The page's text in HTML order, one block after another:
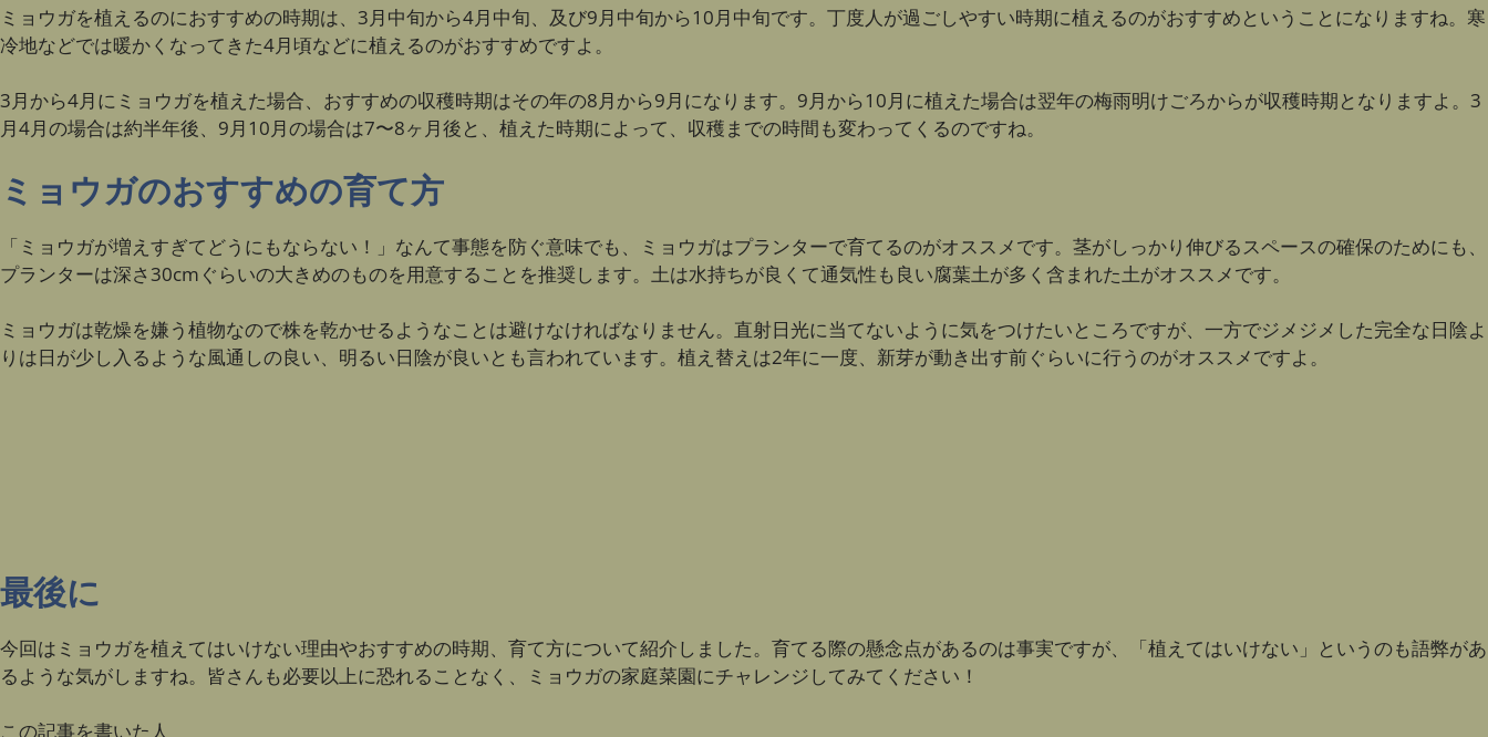
ミョウガを植えるのにおすすめの時期は、3月中旬から4月中旬、及び9月中旬から10月中旬です。丁度人が過ごしやすい時期に植えるのがおすすめということになりますね。寒
冷地などでは暖かくなってきた4月頃などに植えるのがおすすめですよ。
3月から4月にミョウガを植えた場合、おすすめの収穫時期はその年の8月から9月になります。9月から10月に植えた場合は翌年の梅雨明けごろからが収穫時期となりますよ。3
月4月の場合は約半年後、9月10月の場合は7〜8ヶ月後と、植えた時期によって、収穫までの時間も変わってくるのですね。
ミョウガのおすすめの育て方
「ミョウガが増えすぎてどうにもならない！」なんて事態を防ぐ意味でも、ミョウガはプランターで育てるのがオススメです。茎がしっかり伸びるスペースの確保のためにも、
プランターは深さ30cmぐらいの大きめのものを用意することを推奨します。土は水持ちが良くて通気性も良い腐葉土が多く含まれた土がオススメです。
ミョウガは乾燥を嫌う植物なので株を乾かせるようなことは避けなければなりません。直射日光に当てないように気をつけたいところですが、一方でジメジメした完全な日陰よ
りは日が少し入るような風通しの良い、明るい日陰が良いとも言われています。植え替えは2年に一度、新芽が動き出す前ぐらいに行うのがオススメですよ。
最後に
今回はミョウガを植えてはいけない理由やおすすめの時期、育て方について紹介しました。育てる際の懸念点があるのは事実ですが、「植えてはいけない」というのも語弊があ
るような気がしますね。皆さんも必要以上に恐れることなく、ミョウガの家庭菜園にチャレンジしてみてください！
この記事を書いた人